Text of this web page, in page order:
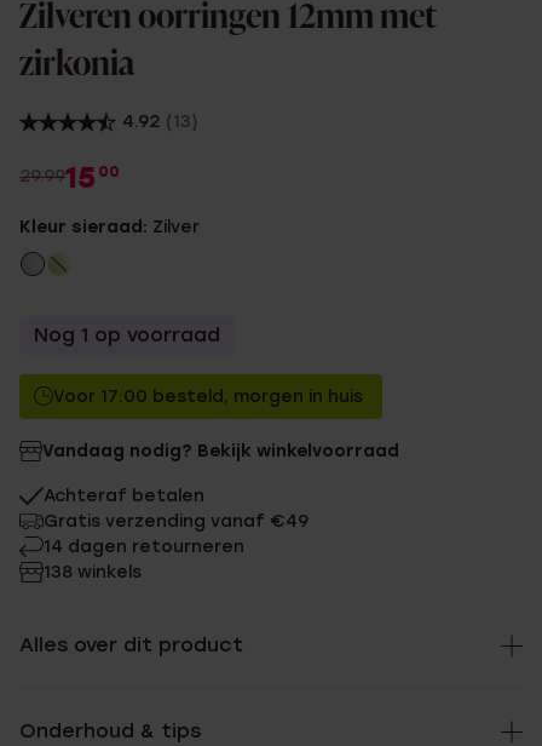
Zilveren oorringen 12mm met
zirkonia
4.92 (13)
29.9915 00
Kleur sieraad: Zilver
Nog 1 op voorraad
Voor 17:00 besteld, morgen in huis
Vandaag nodig? Bekijk winkelvoorraad
Achteraf betalen
Gratis verzending vanaf €49
14 dagen retourneren
138 winkels
Alles over dit product
Onderhoud & tips